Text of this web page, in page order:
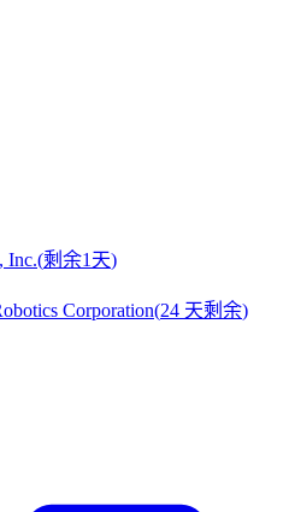
Inc.(剩余1天)
Corporation(24 天剩余)